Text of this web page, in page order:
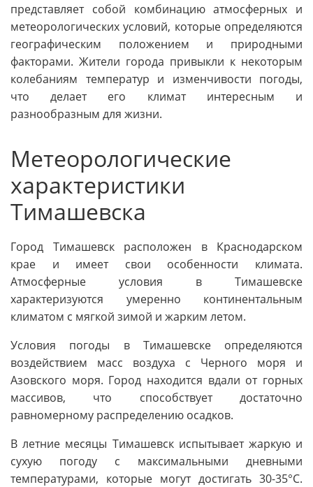
представляет собой комбинацию атмосферных и
метеорологических условий, которые определяются
географическим положением и природными
факторами. Жители города привыкли к некоторым
колебаниям температур и изменчивости погоды,
что делает его климат интересным и
разнообразным для жизни.
Метеорологические
характеристики
Тимашевска
Город Тимашевск расположен в Краснодарском
крае и имеет свои особенности климата.
Атмосферные условия в Тимашевске
характеризуются умеренно континентальным
климатом с мягкой зимой и жарким летом.
Условия погоды в Тимашевске определяются
воздействием масс воздуха с Черного моря и
Азовского моря. Город находится вдали от горных
массивов, что способствует достаточно
равномерному распределению осадков.
В летние месяцы Тимашевск испытывает жаркую и
сухую погоду с максимальными дневными
температурами, которые могут достигать 30-35°C.